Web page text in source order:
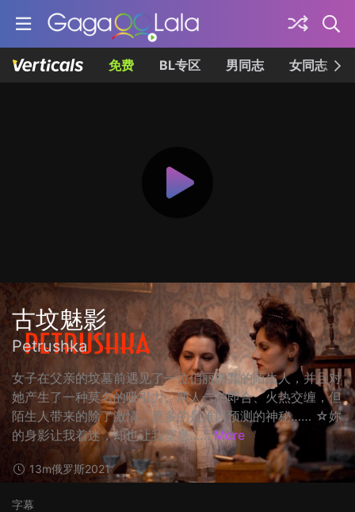
免费 BL专区 男同志 女同志
古坟魅影
Petrushka
女子在父亲的坟墓前遇见了一位俏丽妖豔的陌生人，并且对
她产生了一种莫名的吸引力。两人一拍即合、火热交缠，但
陌生人带来的除了激情，更多的是难以预测的神秘…… ☆妳
的身影让我着迷，却也让我窒息…… More
13m俄罗斯2021
字幕